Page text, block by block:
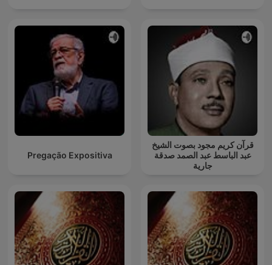
Pregação Expositiva
قرآن كريم مجود بصوت الشيخ
عبد الباسط عبد الصمد صدقة
جارية